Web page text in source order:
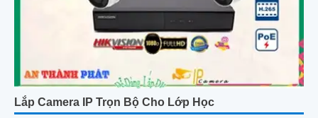
Lắp Camera IP Trọn Bộ Cho Lớp Học